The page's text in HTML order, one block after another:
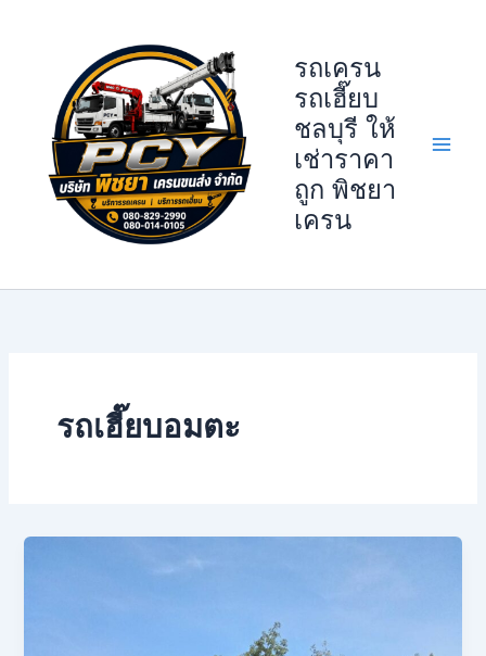
รถเครน
รถเฮี๊ยบ
ชลบุรี ให้
เช่าราคา
ถูก พิชยา
เครน
รถเฮี๊ยบอมตะ